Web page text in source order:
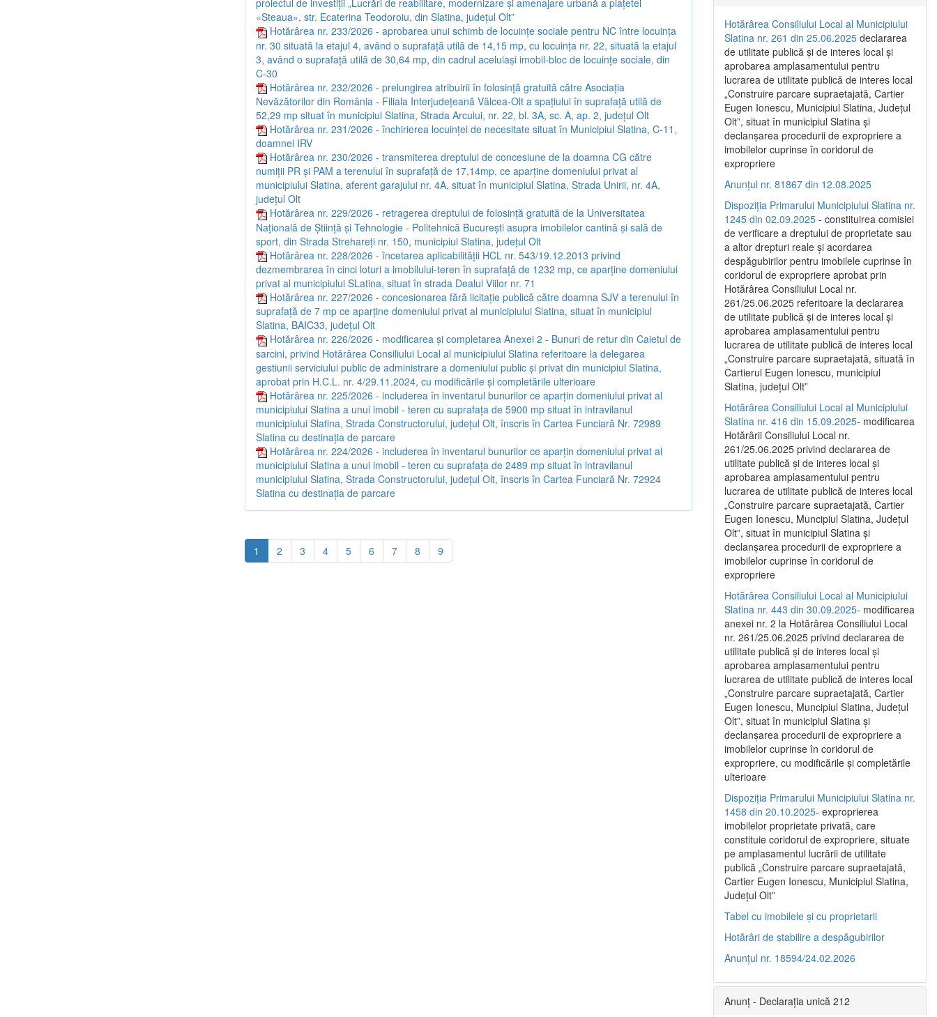
proiectul de investiții „Lucrări de reabilitare, modernizare și amenajare urbană a piațetei
«Steaua», str. Ecaterina Teodoroiu, din Slatina, județul Olt”
Hotărârea nr. 233/2026 - aprobarea unui schimb de locuințe sociale pentru NC între locuința
nr. 30 situată la etajul 4, având o suprafață utilă de 14,15 mp, cu locuința nr. 22, situată la etajul
3, având o suprafață utilă de 30,64 mp, din cadrul aceluiași imobil-bloc de locuințe sociale, din
C-30
Hotărârea nr. 232/2026 - prelungirea atribuirii în folosință gratuită către Asociația
Nevăzătorilor din România - Filiala Interjudețeană Vâlcea-Olt a spațiului în suprafață utilă de
52,29 mp situat în municipiul Slatina, Strada Arcului, nr. 22, bl. 3A, sc. A, ap. 2, județul Olt
Hotărârea nr. 231/2026 - închirierea locuinței de necesitate situat în Municipiul Slatina, C-11,
doamnei IRV
Hotărârea nr. 230/2026 - transmiterea dreptului de concesiune de la doamna CG către
numiții PR și PAM a terenului în suprafață de 17,14mp, ce aparține domeniului privat al
municipiului Slatina, aferent garajului nr. 4A, situat în municipiul Slatina, Strada Unirii, nr. 4A,
județul Olt
Hotărârea nr. 229/2026 - retragerea dreptului de folosință gratuită de la Universitatea
Națională de Știință și Tehnologie - Politehnică București asupra imobilelor cantină și sală de
sport, din Strada Strehareți nr. 150, municipiul Slatina, județul Olt
Hotărârea nr. 228/2026 - încetarea aplicabilității HCL nr. 543/19.12.2013 privind
dezmembrarea în cinci loturi a imobilului-teren în suprafață de 1232 mp, ce aparține domeniului
privat al municipiului SLatina, situat în strada Dealul Viilor nr. 71
Hotărârea nr. 227/2026 - concesionarea fără licitație publică către doamna SJV a terenului în
suprafață de 7 mp ce aparține domeniului privat al municipiului Slatina, situat în municipiul
Slatina, BAIC33, județul Olt
Hotărârea nr. 226/2026 - modificarea și completarea Anexei 2 - Bunuri de retur din Caietul de
sarcini, privind Hotărârea Consiliului Local al municipiului Slatina referitoare la delegarea
gestiunii serviciului public de administrare a domeniului public și privat din municipiul Slatina,
aprobat prin H.C.L. nr. 4/29.11.2024, cu modificările și completările ulterioare
Hotărârea nr. 225/2026 - includerea în inventarul bunurilor ce aparțin domeniului privat al
municipiului Slatina a unui imobil - teren cu suprafața de 5900 mp situat în intravilanul
municipiului Slatina, Strada Constructorului, județul Olt, înscris în Cartea Funciară Nr. 72989
Slatina cu destinația de parcare
Hotărârea nr. 224/2026 - includerea în inventarul bunurilor ce aparțin domeniului privat al
municipiului Slatina a unui imobil - teren cu suprafața de 2489 mp situat în intravilanul
municipiului Slatina, Strada Constructorului, județul Olt, înscris în Cartea Funciară Nr. 72924
Slatina cu destinația de parcare
1 2 3 4 5 6 7 8 9
Hotărârea Consiliului Local al Municipiului
Slatina nr. 261 din 25.06.2025 declararea
de utilitate publică și de interes local și
aprobarea amplasamentului pentru
lucrarea de utilitate publică de interes local
„Construire parcare supraetajată, Cartier
Eugen Ionescu, Municipiul Slatina, Județul
Olt”, situat în municipiul Slatina și
declanșarea procedurii de expropriere a
imobilelor cuprinse în coridorul de
expropriere
Anunțul nr. 81867 din 12.08.2025
Dispoziția Primarului Municipiului Slatina nr.
1245 din 02.09.2025 - constituirea comisiei
de verificare a dreptului de proprietate sau
a altor drepturi reale și acordarea
despăgubirilor pentru imobilele cuprinse în
coridorul de expropriere aprobat prin
Hotărârea Consiliului Local nr.
261/25.06.2025 referitoare la declararea
de utilitate publică și de interes local și
aprobarea amplasamentului pentru
lucrarea de utilitate publică de interes local
„Construire parcare supraetajată, situată în
Cartierul Eugen Ionescu, municipiul
Slatina, județul Olt”
Hotărârea Consiliului Local al Municipiului
Slatina nr. 416 din 15.09.2025- modificarea
Hotărârii Consiliului Local nr.
261/25.06.2025 privind declararea de
utilitate publică și de interes local și
aprobarea amplasamentului pentru
lucrarea de utilitate publică de interes local
„Construire parcare supraetajată, Cartier
Eugen Ionescu, Muncipiul Slatina, Județul
Olt”, situat în municipiul Slatina și
declanșarea procedurii de expropriere a
imobilelor cuprinse în coridorul de
expropriere
Hotărârea Consiliului Local al Municipiului
Slatina nr. 443 din 30.09.2025- modificarea
anexei nr. 2 la Hotărârea Consiliului Local
nr. 261/25.06.2025 privind declararea de
utilitate publică şi de interes local şi
aprobarea amplasamentului pentru
lucrarea de utilitate publică de interes local
„Construire parcare supraetajată, Cartier
Eugen Ionescu, Muncipiul Slatina, Judeţul
Olt”, situat în municipiul Slatina şi
declanşarea procedurii de expropriere a
imobilelor cuprinse în coridorul de
expropriere, cu modificările şi completările
ulterioare
Dispoziția Primarului Municipiului Slatina nr.
1458 din 20.10.2025- exproprierea
imobilelor proprietate privată, care
constituie coridorul de expropriere, situate
pe amplasamentul lucrării de utilitate
publică „Construire parcare supraetajată,
Cartier Eugen Ionescu, Municipiul Slatina,
Județul Olt”
Tabel cu imobilele și cu proprietarii
Hotărâri de stabilire a despăgubirilor
Anunțul nr. 18594/24.02.2026
Anunț - Declarația unică 212